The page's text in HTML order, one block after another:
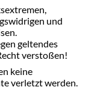
und
geltendes
verstoßen!
keine
verletzt werden.